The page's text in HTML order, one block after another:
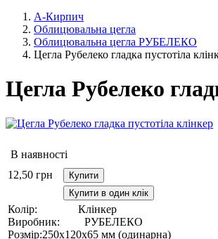
А-Кирпич
Облицювальна цегла
Облицювальна цегла РУБЕЛЕКО
Цегла Рубелеко гладка пустотіла
Цегла Рубелеко
В наявності
12,50 грн
Купити
Купити в один клік
Колір:
Клінкер
Виробник:
РУБЕЛЕКО
Розмір:250х120х65 мм (одинарна)